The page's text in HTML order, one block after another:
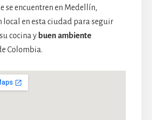
se encuentren en Medellín,
local en esta ciudad para seguir
cocina y buen ambiente
Colombia.